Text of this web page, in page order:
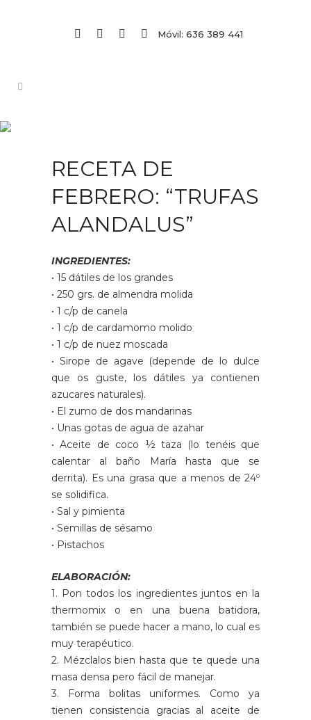
Móvil: 636 389 441
RECETA DE
FEBRERO: “TRUFAS
ALANDALUS”
INGREDIENTES:
• 15 dátiles de los grandes
• 250 grs. de almendra molida
• 1 c/p de canela
• 1 c/p de cardamomo molido
• 1 c/p de nuez moscada
• Sirope de agave (depende de lo dulce
que os guste, los dátiles ya contienen
azucares naturales).
• El zumo de dos mandarinas
• Unas gotas de agua de azahar
• Aceite de coco ½ taza (lo tenéis que
calentar al baño María hasta que se
derrita). Es una grasa que a menos de 24º
se solidifica.
• Sal y pimienta
• Semillas de sésamo
• Pistachos
ELABORACIÓN:
1. Pon todos los ingredientes juntos en la
thermomix o en una buena batidora,
también se puede hacer a mano, lo cual es
muy terapéutico.
2. Mézclalos bien hasta que te quede una
masa densa pero fácil de manejar.
3. Forma bolitas uniformes. Como ya
tienen consistencia gracias al aceite de